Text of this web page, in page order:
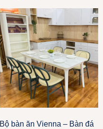
Bộ bàn ăn Vienna – Bàn đá